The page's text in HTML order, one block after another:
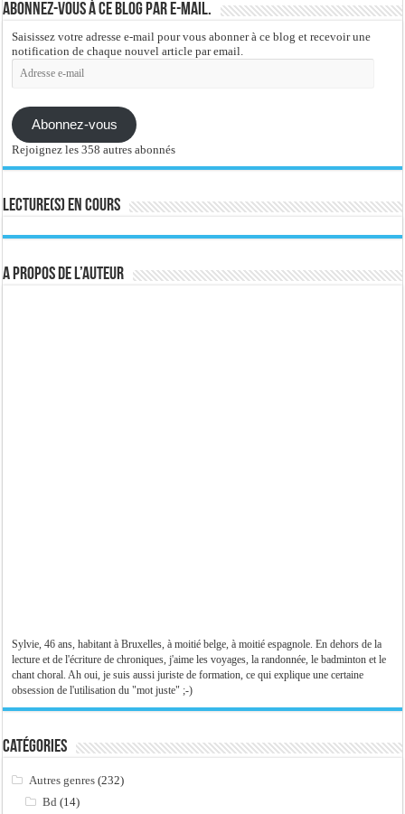
Abonnez-vous à ce blog par e-mail.
Saisissez votre adresse e-mail pour vous abonner à ce blog et recevoir une
notification de chaque nouvel article par email.
Adresse
e-
Abonnez-vous
Rejoignez les 358 autres abonnés
Lecture(s) en cours
A propos de l’auteur
Sylvie, 46 ans, habitant à Bruxelles, à moitié belge, à moitié espagnole. En dehors de la
lecture et de l'écriture de chroniques, j'aime les voyages, la randonnée, le badminton et le
chant choral. Ah oui, je suis aussi juriste de formation, ce qui explique une certaine
obsession de l'utilisation du "mot juste" ;-)
Catégories
Autres genres (232)
Bd (14)